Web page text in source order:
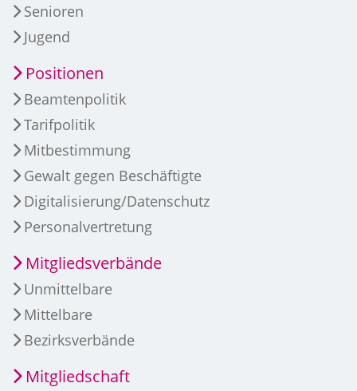
Senioren
Jugend
Positionen
Beamtenpolitik
Tarifpolitik
Mitbestimmung
Gewalt gegen Beschäftigte
Digitalisierung/Datenschutz
Personalvertretung
Mitgliedsverbände
Unmittelbare
Mittelbare
Bezirksverbände
Mitgliedschaft